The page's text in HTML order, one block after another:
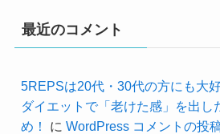
最近のコメント
5REPSは20代・30代の方にも大
ダイエットで「老けた感」を出し
め！
に WordPress コメントの投